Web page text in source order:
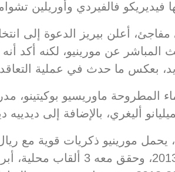
فالفيردي وأوريلين
أعلن بيريز الدعوة إلى
المباشر عن مورينيو، لكنه أكد
بعكس ما حدث في عملية
المطروحة ماوريسيو بوكيتينو،
أليغري، بالإضافة إلى
يحمل مورينيو ذكريات قوية مع
الفريق بين 2010 و2013، وحقق